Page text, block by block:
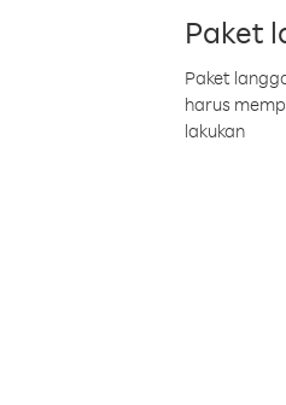
Paket
Paket
harus
lakukan